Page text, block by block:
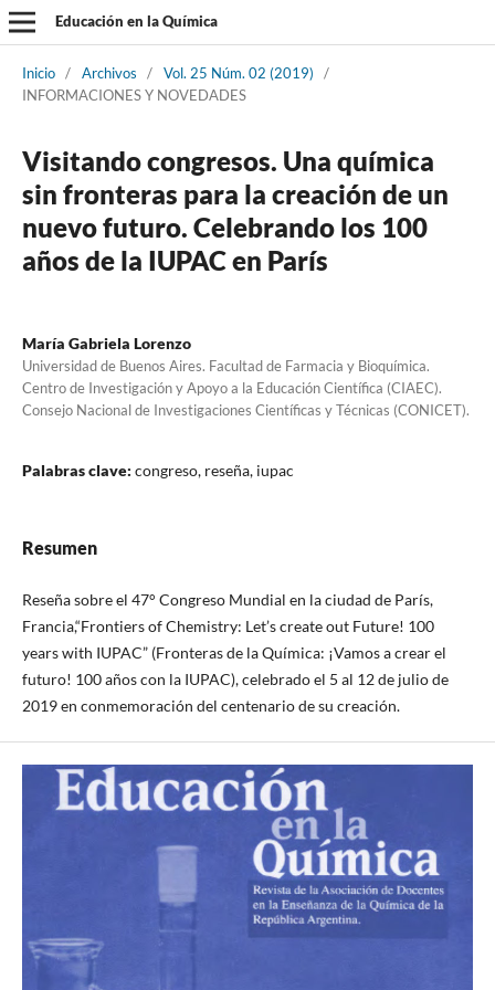
Educación en la Química
Inicio / Archivos / Vol. 25 Núm. 02 (2019)
/
INFORMACIONES Y NOVEDADES
Visitando congresos. Una química
sin fronteras para la creación de un
nuevo futuro. Celebrando los 100
años de la IUPAC en París
María Gabriela Lorenzo
Universidad de Buenos Aires. Facultad de Farmacia y Bioquímica.
Centro de Investigación y Apoyo a la Educación Científica (CIAEC).
Consejo Nacional de Investigaciones Científicas y Técnicas (CONICET).
Palabras clave: congreso, reseña, iupac
Resumen
Reseña sobre el 47° Congreso Mundial en la ciudad de París,
Francia,“Frontiers of Chemistry: Let’s create out Future! 100
years with IUPAC” (Fronteras de la Química: ¡Vamos a crear el
futuro! 100 años con la IUPAC), celebrado el 5 al 12 de julio de
2019 en conmemoración del centenario de su creación.